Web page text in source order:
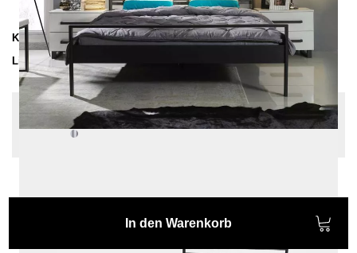
Kollektion
TUISTO
Lieferzeit
3-4 Wochen | vsl. 29. Aug - 5. Sep
Konfiguration bearbeiten
Farben:
Silber
In den Warenkorb